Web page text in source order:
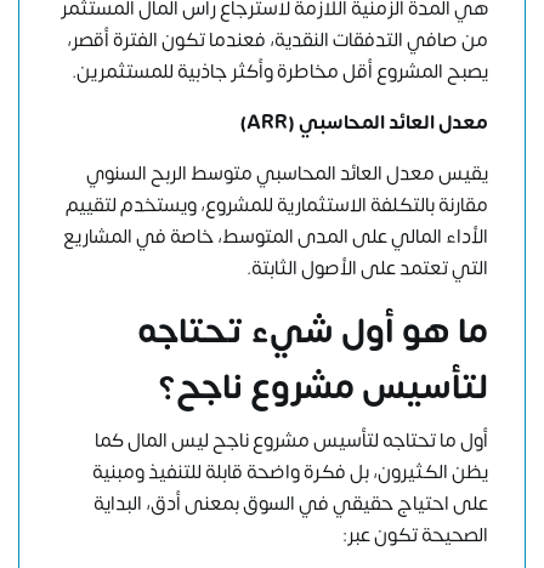
هي المدة الزمنية اللازمة لاسترجاع رأس المال المستثمر
من صافي التدفقات النقدية، فعندما تكون الفترة أقصر،
يصبح المشروع أقل مخاطرة وأكثر جاذبية للمستثمرين.
معدل العائد المحاسبي (ARR)
يقيس معدل العائد المحاسبي متوسط الربح السنوي
مقارنة بالتكلفة الاستثمارية للمشروع، ويستخدم لتقييم
الأداء المالي على المدى المتوسط، خاصة في المشاريع
التي تعتمد على الأصول الثابتة.
ما هو أول شيء تحتاجه
لتأسيس مشروع ناجح؟
أول ما تحتاجه لتأسيس مشروع ناجح ليس المال كما
يظن الكثيرون، بل فكرة واضحة قابلة للتنفيذ ومبنية
على احتياج حقيقي في السوق بمعنى أدق، البداية
الصحيحة تكون عبر: